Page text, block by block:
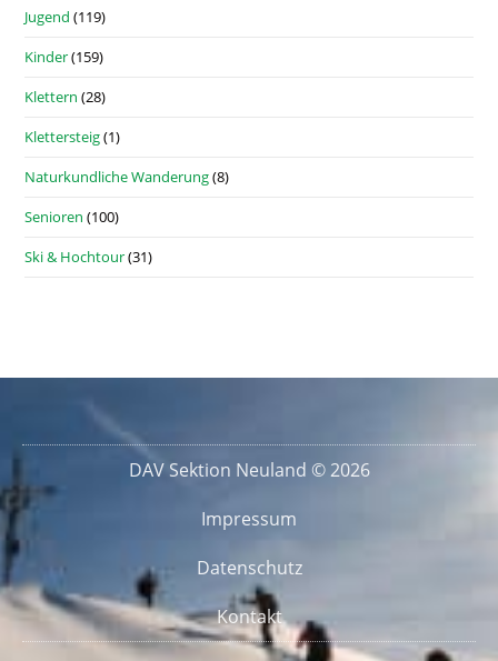
Jugend (119)
Kinder(159)
Klettern (28)
Klettersteig(1)
Naturkundliche Wanderung(8)
Senioren (100)
Ski & Hochtour(31)
DAV Sektion Neuland © 2026
Impressum
Datenschutz
Kontakt